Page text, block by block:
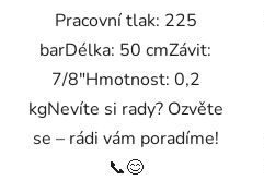
Pracovní tlak: 225
barDélka: 50 cmZávit:
7/8"Hmotnost: 0,2
kgNevíte si rady? Ozvěte
se – rádi vám poradíme!
📞😊